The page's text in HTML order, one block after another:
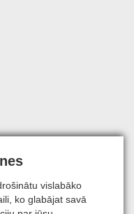
TĪKLOS
vislabāko
ko glabājat savā